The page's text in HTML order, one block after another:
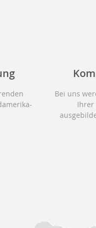
Bei uns
Ihrer